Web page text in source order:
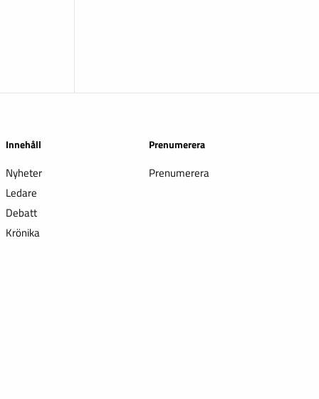
Innehåll
Nyheter
Ledare
Debatt
Krönika
Prenumerera
Prenumerera